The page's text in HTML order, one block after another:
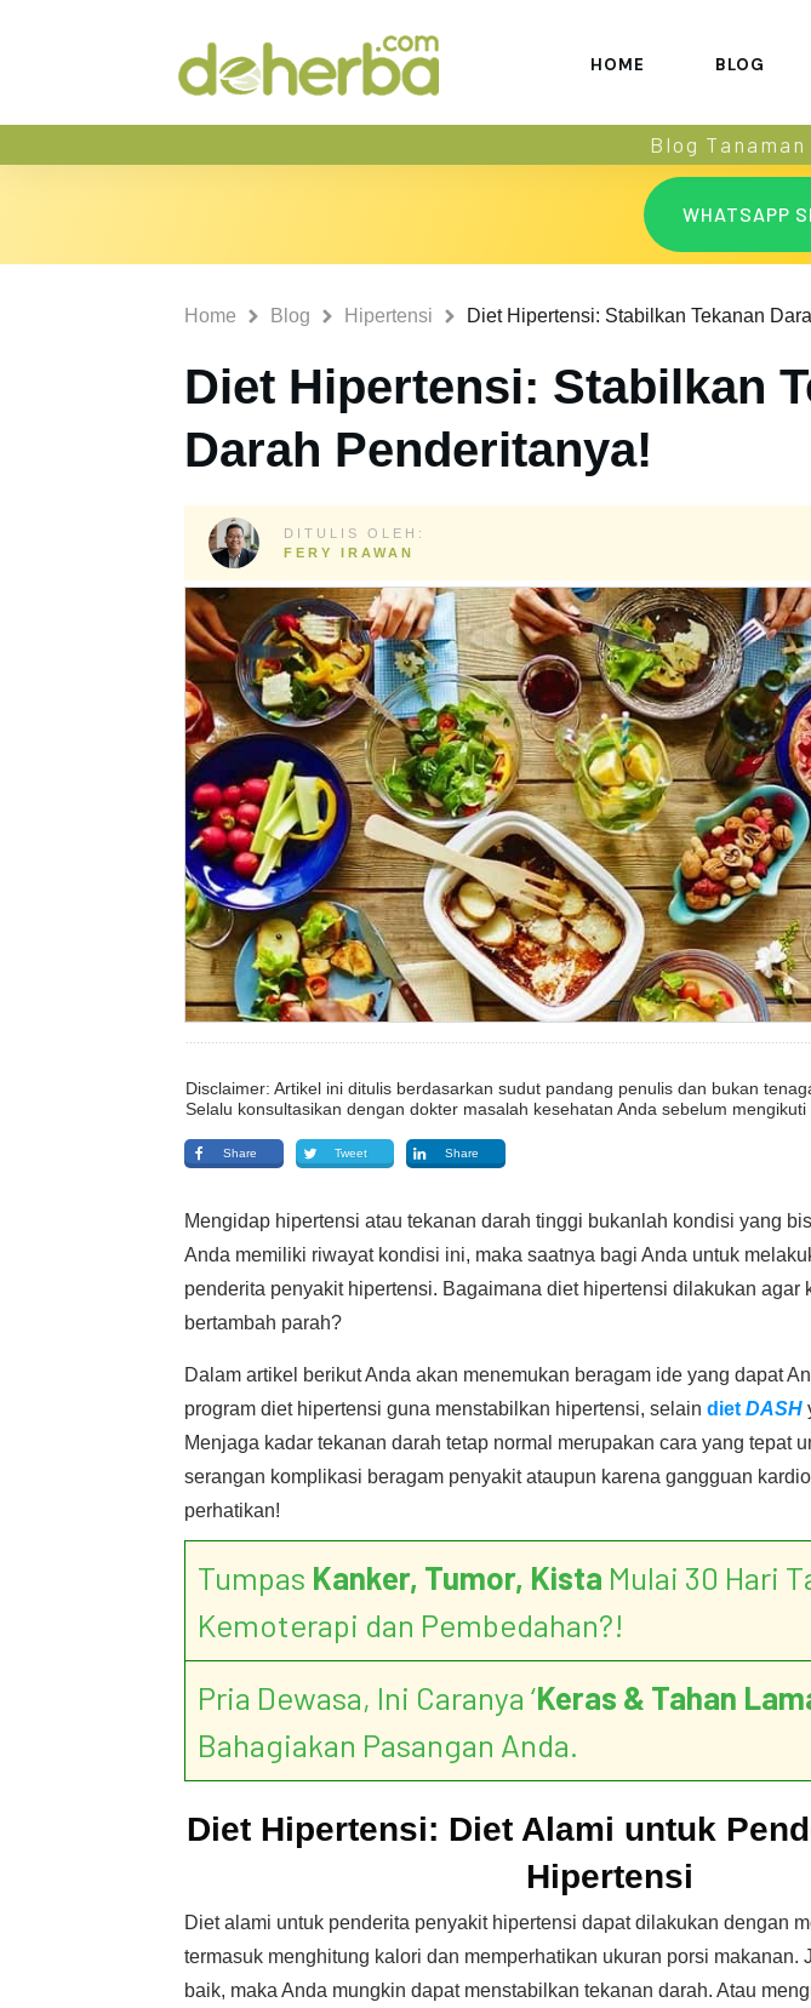
HOME BLOG
Blog
WHATSAPP
Home Blog Hipertensi
Diet Hipertensi: Stabilkan
Darah Penderitanya!
DITULIS OLEH:
FERY IRAWAN
Disclaimer: Artikel ini ditulis berdasarkan sudut pandang penulis dan bukan
Selalu konsultasikan dengan dokter masalah kesehatan Anda sebelum
Share Tweet Share
Mengidap hipertensi atau tekanan darah tinggi bukanlah kondisi yang
Anda memiliki riwayat kondisi ini, maka saatnya bagi Anda untuk
penderita penyakit hipertensi. Bagaimana diet hipertensi dilakukan agar
bertambah parah?
Dalam artikel berikut Anda akan menemukan beragam ide yang dapat
program diet hipertensi guna menstabilkan hipertensi, selain diet DASH
Menjaga kadar tekanan darah tetap normal merupakan cara yang tepat
serangan komplikasi beragam penyakit ataupun karena gangguan
perhatikan!
Tumpas Kanker, Tumor, Kista Mulai 30 Hari
Kemoterapi dan Pembedahan?!
Pria Dewasa, Ini Caranya ‘Keras & Tahan
Bahagiakan Pasangan Anda.
Diet Hipertensi: Diet Alami untuk
Hipertensi
Diet alami untuk penderita penyakit hipertensi dapat dilakukan dengan
termasuk menghitung kalori dan memperhatikan ukuran porsi makanan.
baik, maka Anda mungkin dapat menstabilkan tekanan darah. Atau